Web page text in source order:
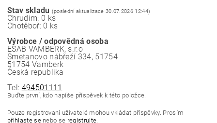
Stav skladu (poslední aktualizace 30.07.2026 12:44)
Chrudim: 0 ks
Chotěboř: 0 ks
Výrobce / odpovědná osoba
ESAB VAMBERK, s.r.o
Smetanovo nábřeží 334, 51754
51754 Vamberk
Česká republika
Tel: 494501111
Buďte první, kdo napíše příspěvek k této položce.
Pouze registrovaní uživatelé mohou vkládat příspěvky. Prosím
přihlaste senebo se registrujte.